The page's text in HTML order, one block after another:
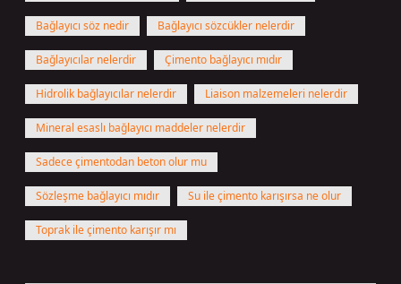
Bağlayıcı söz nedir Bağlayıcı sözcükler nelerdir
Bağlayıcılar nelerdir Çimento bağlayıcı mıdır
Hidrolik bağlayıcılar nelerdir Liaison malzemeleri nelerdir
Mineral esaslı bağlayıcı maddeler nelerdir
Sadece çimentodan beton olur mu
Sözleşme bağlayıcı mıdır Su ile çimento karışırsa ne olur
Toprak ile çimento karışır mı